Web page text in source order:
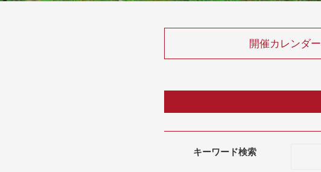
開催カレンダー
キーワード検索